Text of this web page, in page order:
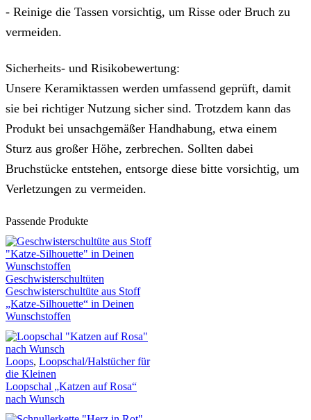
- Reinige die Tassen vorsichtig, um Risse oder Bruch zu
vermeiden.
Sicherheits- und Risikobewertung:
Unsere Keramiktassen werden umfassend geprüft, damit
sie bei richtiger Nutzung sicher sind. Trotzdem kann das
Produkt bei unsachgemäßer Handhabung, etwa einem
Sturz aus großer Höhe, zerbrechen. Sollten dabei
Bruchstücke entstehen, entsorge diese bitte vorsichtig, um
Verletzungen zu vermeiden.
Passende Produkte
Geschwisterschultüten
Geschwisterschultüte aus Stoff
„Katze-Silhouette“ in Deinen
Wunschstoffen
Loops, Loopschal/Halstücher für
die Kleinen
Loopschal „Katzen auf Rosa“
nach Wunsch